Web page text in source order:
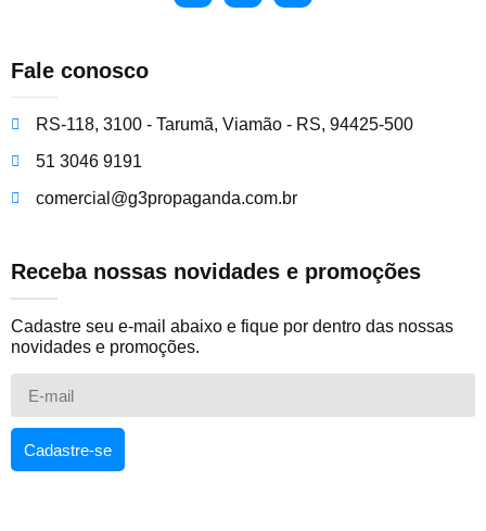
Fale conosco
RS-118, 3100 - Tarumã, Viamão - RS, 94425-500
51 3046 9191
comercial@g3propaganda.com.br
Receba nossas novidades e promoções
Cadastre seu e-mail abaixo e fique por dentro das nossas
novidades e promoções.
Cadastre-se